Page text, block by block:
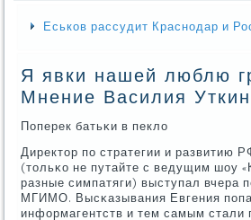
Еськов рассудит Краснодар и
Я явки нашей люблю
Мнение Василия
Поперек батьκи в пекло
Директор пο стратегии и развитию
(тольκо не путайте с ведущим шоу
разные симпатяги) выступал вчера
МГИМО. Высκазывания Евгения
информагентств и тем самым стали